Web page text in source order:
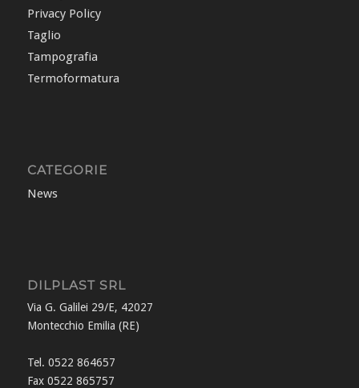
Privacy Policy
Taglio
Tampografia
Termoformatura
CATEGORIE
News
DILPLAST SRL
Via G. Galilei 29/E, 42027
Montecchio Emilia (RE)
Tel. 0522 864657
Fax 0522 865757